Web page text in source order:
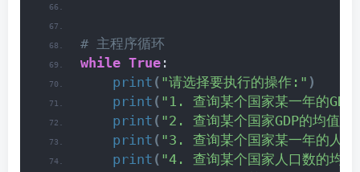
# 主程序循环
while True :
print ( "请选择要执行的操作:" )
print ( "1. 查询某个国家某一年的
print ( "2. 查询某个国家GDP的均值"
print ( "3. 查询某个国家某一年的人
print ( "4. 查询某个国家人口数的均